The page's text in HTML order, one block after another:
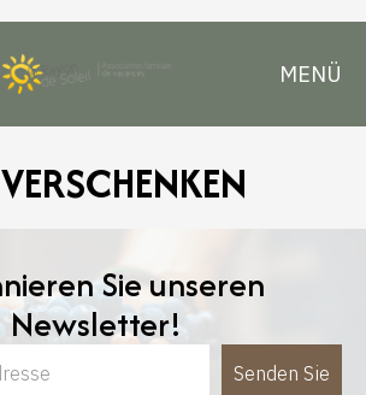
MENÜ
Sie unseren
Newsletter!
Senden Sie